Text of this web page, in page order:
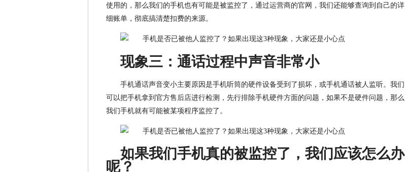
使用的，那么我们的手机也有可能是被监控了，通过运营商的官网，我们还能够查询到自己的详
细账单，彻底搞清楚扣费的来源。
现象三：通话过程中声音非常小
手机通话声音变小主要原因是手机听筒的硬件设备受到了损坏，或手机通话被人监听。我们
可以把手机拿到官方售后店进行检测，先行排除手机硬件方面的问题，如果不是硬件问题，那么
我们手机就有可能被某项程序监控了。
如果我们手机真的被监控了，我们应该怎么办
呢？